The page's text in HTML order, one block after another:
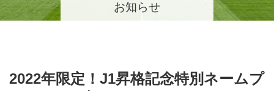
お知らせ
2022年限定！J1昇格記念特別ネームプ